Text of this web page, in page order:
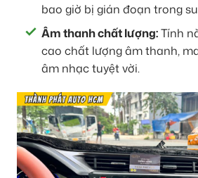
bao giờ bị gián đoạn trong
Âm thanh chất lượng:Tính
cao chất lượng âm thanh,
âm nhạc tuyệt vời.